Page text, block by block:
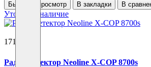
Быстрый просмотр В закладки В
Уточнить наличие
17180 ₽
Радар-детектор Neoline X-COP 8700s